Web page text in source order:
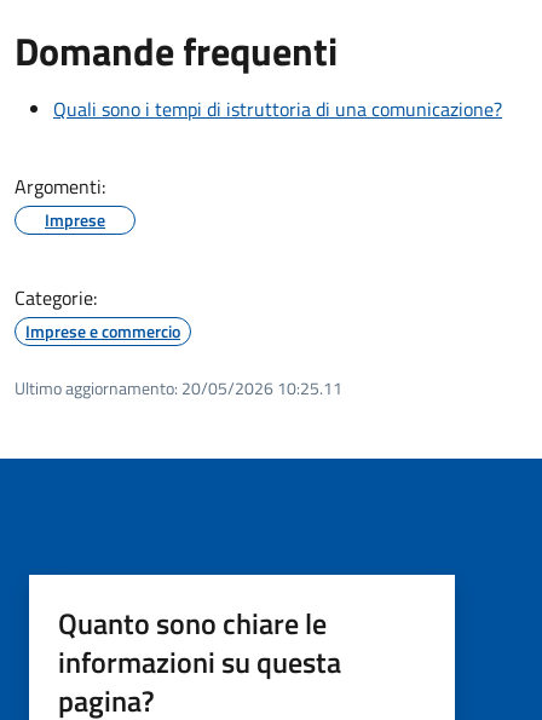
Domande frequenti
Quali sono i tempi di istruttoria di una comunicazione?
Argomenti:
Imprese
Categorie:
Imprese e commercio
Ultimo aggiornamento: 20/05/2026 10:25.11
Quanto sono chiare le
informazioni su questa
pagina?